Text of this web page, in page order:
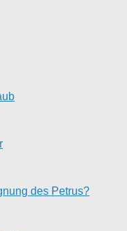
des Petrus?